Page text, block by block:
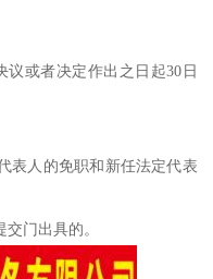
或者决定作出之日起30日
表人的免职和新任法定代表
门出具的。